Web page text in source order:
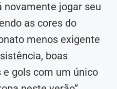
novamente jogar seu
as cores do
menos exigente
boas
gols com um único